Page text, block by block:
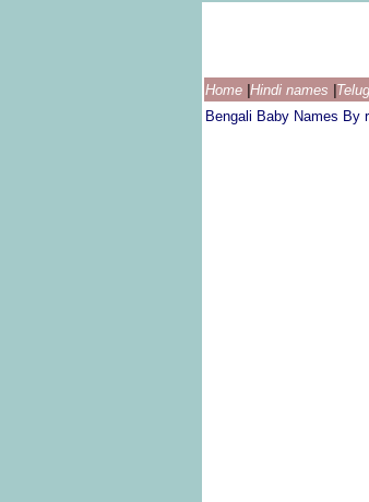
Home Hindi names
Bengali Baby Names By